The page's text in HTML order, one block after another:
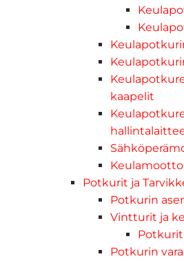
kaapelit
Potkurit ja
Potkurin
Vintturit ja
Potkurit
Potkurin